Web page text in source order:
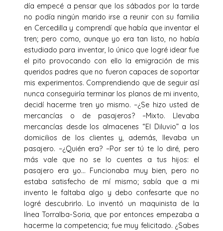
día empecé a pensar que los sábados por la tarde
no podía ningún marido irse a reunir con su familia
en Cercedilla y comprendí que había que inventar el
tren; pero como, aunque yo era tan listo, no había
estudiado para inventar, lo único que logré idear fue
el pito provocando con ello la emigración de mis
queridos padres que no fueron capaces de soportar
mis experimentos. Comprendiendo que de seguir así
nunca conseguiría terminar los planos de mi invento,
decidí hacerme tren yo mismo. –¿Se hizo usted de
mercancías o de pasajeros? –Mixto. Llevaba
mercancías desde los almacenes “El Diluvio” a los
domicilios de los clientes y, además, llevaba un
pasajero. –¿Quién era? –Por ser tú te lo diré, pero
más vale que no se lo cuentes a tus hijos: el
pasajero era yo… Funcionaba muy bien, pero no
estaba satisfecho de mí mismo; sabía que a mi
invento le faltaba algo y debo confesarte que no
logré descubrirlo. Lo inventó un maquinista de la
línea Torralba-Soria, que por entonces empezaba a
hacerme la competencia; fue muy felicitado. ¿Sabes